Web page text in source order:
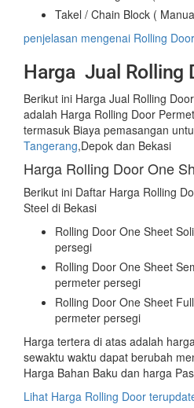
Takel / Chain Block (
penjelasan mengenai Rolling
Harga Jual Rolling
Berikut ini Harga Jual Rolling
adalah Harga Rolling Door
termasuk Biaya pemasangan
Tangerang,Depok dan Bekasi
Harga Rolling Door One
Berikut ini Daftar Harga Rolling
Steel di Bekasi
Rolling Door One Sheet
persegi
Rolling Door One Sheet
permeter persegi
Rolling Door One Sheet
permeter persegi
Harga tertera di atas adalah
sewaktu waktu dapat berubah
Harga Bahan Baku dan harga
Lihat Harga Rolling Door